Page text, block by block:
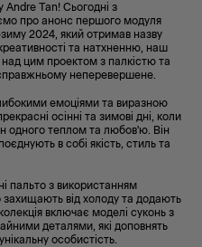
Andre Tan! Сьогодні з
про анонс першого модуля
зиму 2024, який отримав назву
та натхненню, наш
цим проектом з палкістю та
неперевершене.
емоціями та виразною
осінні та зимові дні, коли
одного теплом та любов'ю. Він
в собі якість, стиль та
пальто з використанням
від холоду та додають
включає моделі суконь з
деталями, які доповнять
особистість.